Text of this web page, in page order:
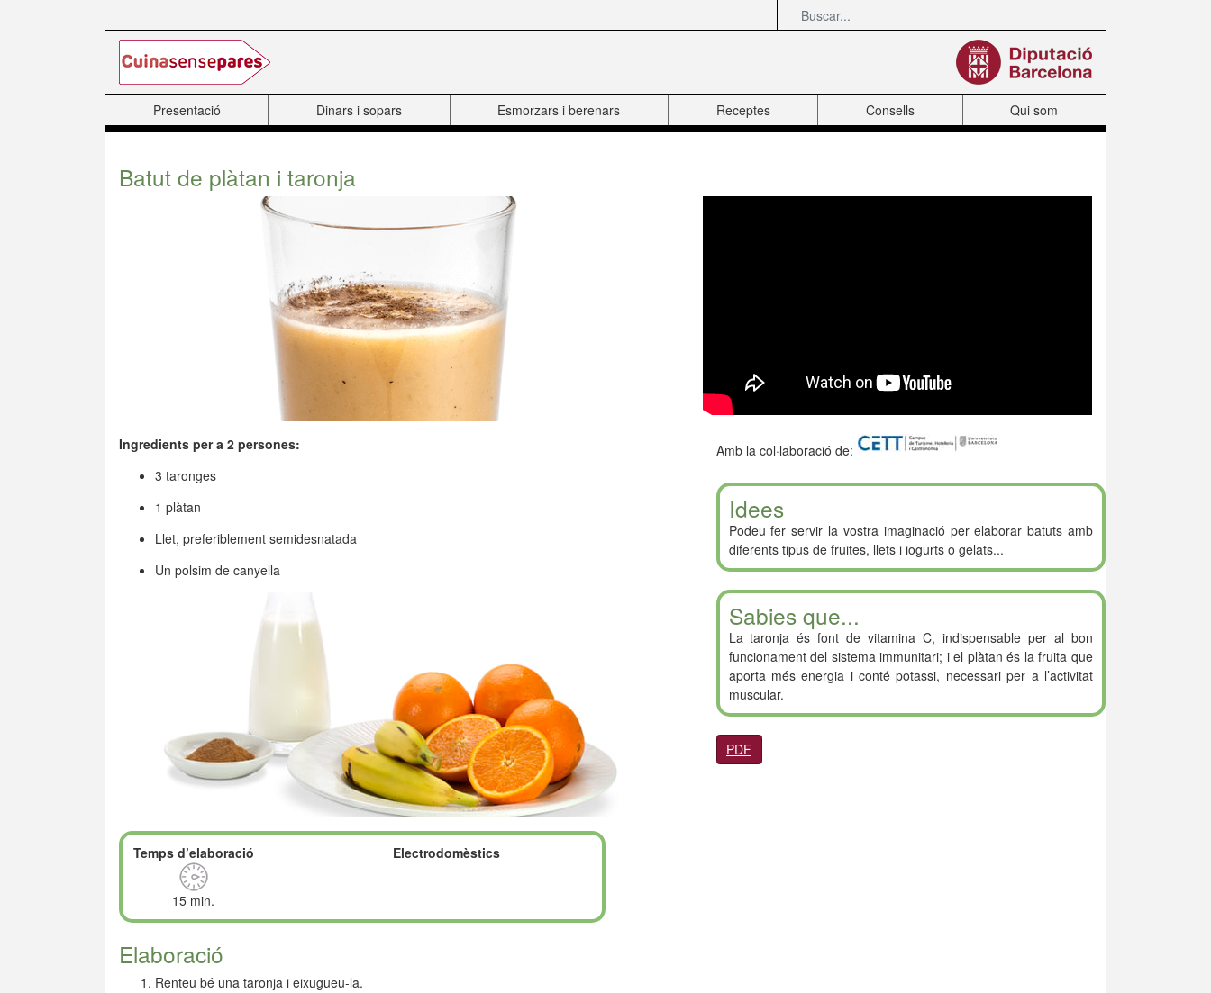
Presentació Dinars i sopars Esmorzars i berenars Receptes Consells Qui som
Batut de plàtan i taronja
Ingredients per a 2 persones:
3 taronges
1 plàtan
Llet, preferiblement semidesnatada
Un polsim de canyella
Temps d’elaboració
15 min.
Electrodomèstics
Elaboració
Renteu bé una taronja i eixugueu-la.
Amb la col·laboració de:
Idees
Podeu fer servir la vostra imaginació per elaborar batuts amb
diferents tipus de fruites, llets i iogurts o gelats...
Sabies que...
La taronja és font de vitamina C, indispensable per al bon
funcionament del sistema immunitari; i el plàtan és la fruita que
aporta més energia i conté potassi, necessari per a l’activitat
muscular.
PDF